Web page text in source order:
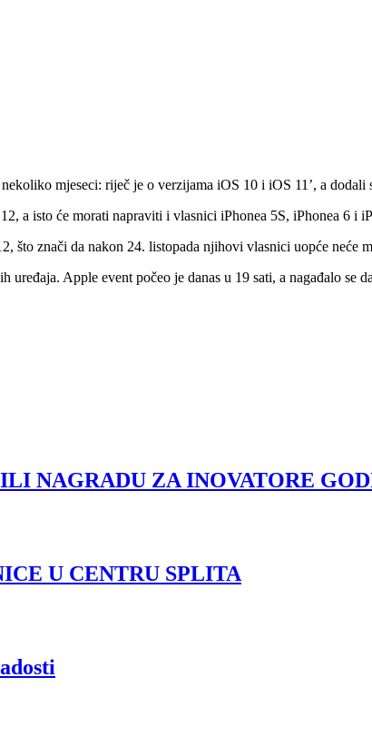
mjeseci: riječ je o verzijama iOS 10 i iOS 11’, a dodali
a isto će morati napraviti i vlasnici iPhonea 5S, iPhonea 6 i
što znači da nakon 24. listopada njihovi vlasnici uopće neće
Apple event počeo je danas u 19 sati, a nagađalo
NAGRADU ZA INOVATORE
U CENTRU SPLITA